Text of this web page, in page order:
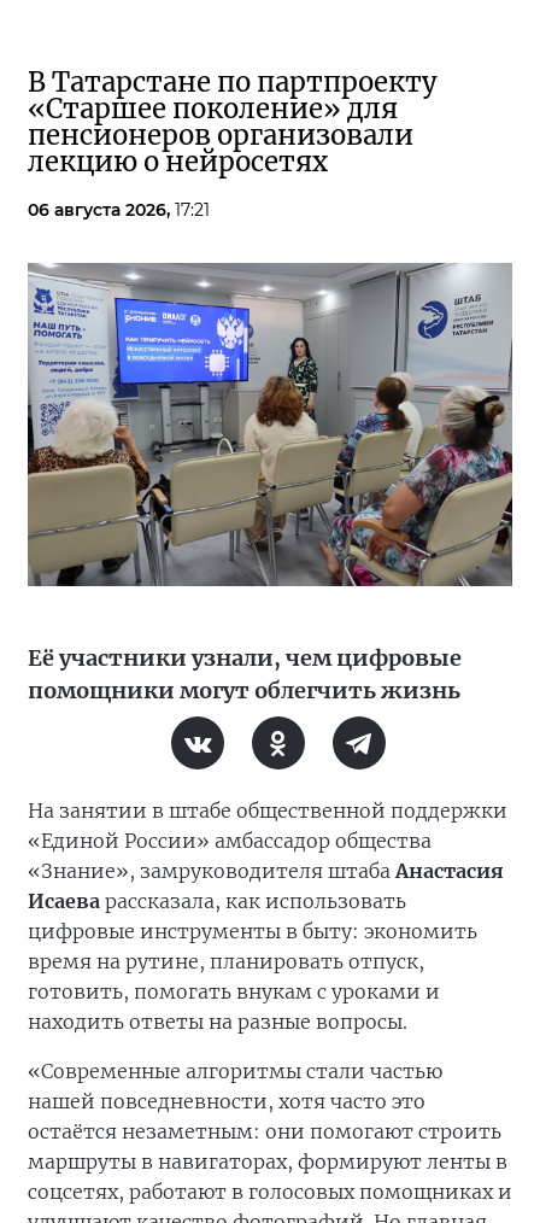
В Татарстане по партпроекту
«Старшее поколение» для
пенсионеров организовали
лекцию о нейросетях
06 августа 2026, 17:21
Её участники узнали, чем цифровые
помощники могут облегчить жизнь
На занятии в штабе общественной поддержки
«Единой России» амбассадор общества
«Знание», замруководителя штабаАнастасия
Исаева рассказала, как использовать
цифровые инструменты в быту: экономить
время на рутине, планировать отпуск,
готовить, помогать внукам с уроками и
находить ответы на разные вопросы.
«Современные алгоритмы стали частью
нашей повседневности, хотя часто это
остаётся незаметным: они помогают строить
маршруты в навигаторах, формируют ленты в
соцсетях, работают в голосовых помощниках и